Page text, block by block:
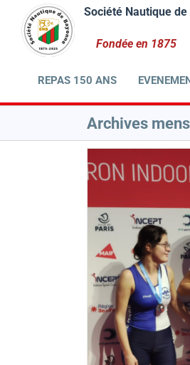
contenu
REPAS 150 ANS
Archives